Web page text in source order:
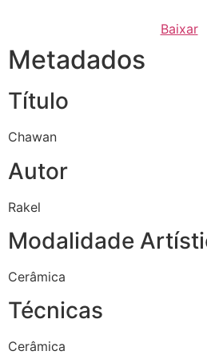
Baixar
Metadados
Título
Chawan
Autor
Rakel
Modalidade
Cerâmica
Técnicas
Cerâmica